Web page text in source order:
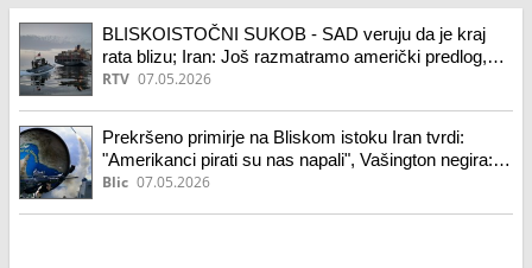
BLISKOISTOČNI SUKOB - SAD veruju da je kraj
rata blizu; Iran: Još razmatramo američki predlog,
izvoz nafte bez prekida
RTV 07.05.2026
Prekršeno primirje na Bliskom istoku Iran tvrdi:
"Amerikanci pirati su nas napali", Vašington negira:
"Oni su prvi počeli!" Odjekuju eksplozije u
Blic 07.05.2026